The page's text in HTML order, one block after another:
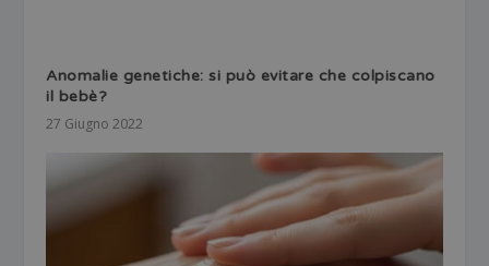
Anomalie genetiche: si può evitare che colpiscano
il bebè?
27 Giugno 2022